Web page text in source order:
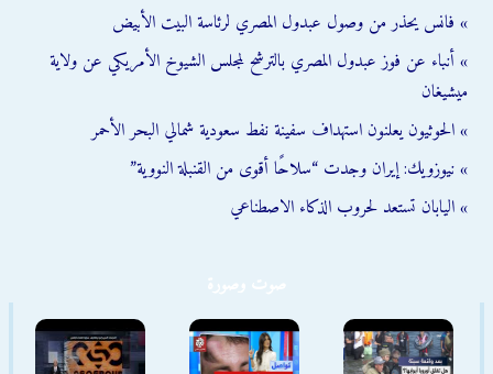
» فانس يحذر من وصول عبدول المصري لرئاسة البيت الأبيض
» أنباء عن فوز عبدول المصري بالترشح لمجلس الشيوخ الأمريكي عن ولاية
ميشيغان
» الحوثيون يعلنون استهداف سفينة نفط سعودية شمالي البحر الأحمر
» نيوزويك: إيران وجدت “سلاحًا أقوى من القنبلة النووية”
» اليابان تستعد لحروب الذكاء الاصطناعي